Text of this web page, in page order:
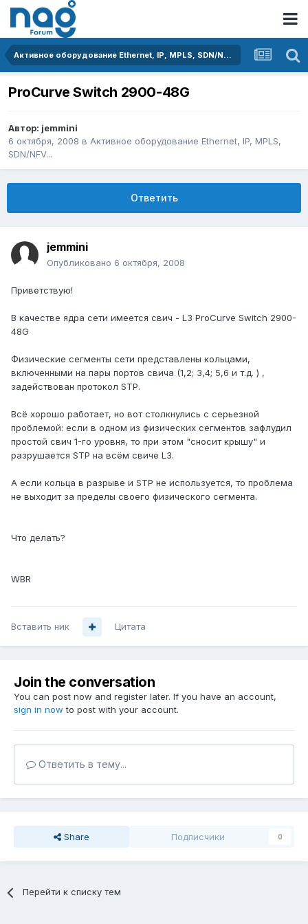
Активное оборудование Ethernet, IP, MPLS, SDN/NFV...
ProCurve Switch 2900-48G
Автор: jemmini
6 октября, 2008 в Активное оборудование Ethernet, IP, MPLS,
SDN/NFV...
Ответить
jemmini
Опубликовано 6 октября, 2008
Приветствую!
В качестве ядра сети имеется свич - L3 ProCurve Switch 2900-
48G
Физические сегменты сети представлены кольцами,
включенными на пары портов свича (1,2; 3,4; 5,6 и т.д. ) ,
задействован протокол STP.
Всё хорошо работает, но вот столкнулись с серьезной
проблемой: если в одном из физических сегментов зафлудил
простой свич 1-го уровня, то при этом "сносит крышу" и
разрушается STP на всём свиче L3.
А если кольца в разрыве и STP не используется, то проблема
не выходит за пределы своего физического сегмента.
Что делать?
WBR
Вставить ник Цитата
Join the conversation
You can post now and register later. If you have an account,
sign in now to post with your account.
Ответить в тему...
Share Подписчики 0
Перейти к списку тем